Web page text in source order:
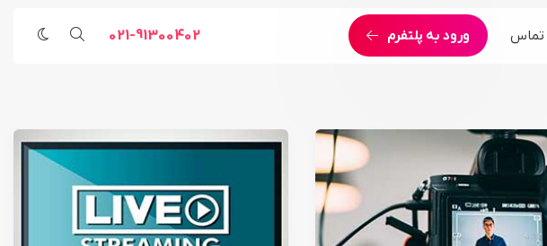
رویداد هنری
خدمات اجرای لایو استریم
خدمات پوشش تصویری
خدمات اجرای رویداد آنلاین
تماس ورود به پلتفرم 021-91300402